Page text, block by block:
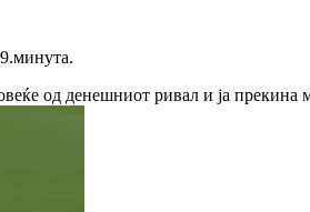
од денешниот ривал и ја прекина